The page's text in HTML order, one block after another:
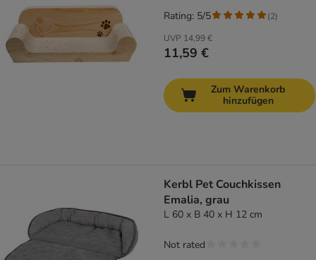
UVP 14,99 €
11,59 €
Rating: 5/5 (2)
Zum Warenkorb
hinzufügen
Kerbl Pet Couchkissen
Emalia, grau
L 60 x B 40 x H 12 cm
Not rated